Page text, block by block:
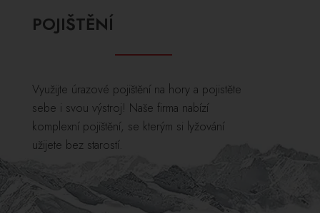
POJIŠTĚNÍ
Využijte úrazové pojištění na hory a pojistěte
sebe i svou výstroj! Naše firma nabízí
komplexní pojištění, se kterým si lyžování
užijete bez starostí.